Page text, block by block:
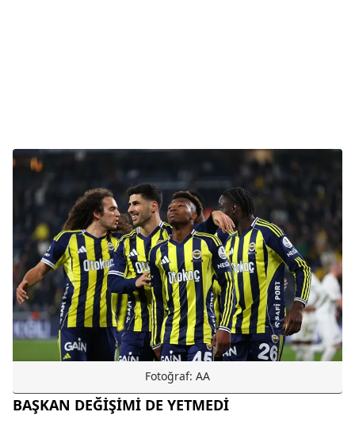
Fotoğraf: AA
BAŞKAN DEĞİŞİMİ DE YETMEDİ